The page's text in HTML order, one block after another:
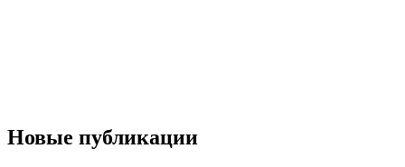
Новые публикации